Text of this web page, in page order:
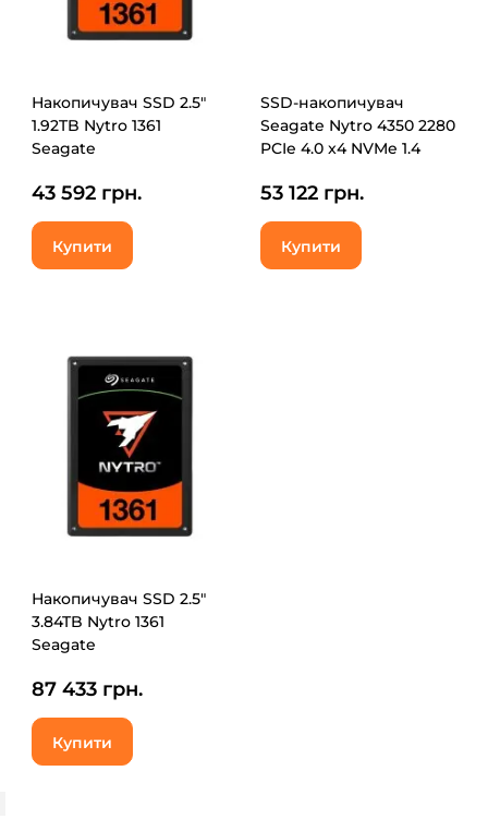
Накопичувач SSD 2.5"
1.92TB Nytro 1361
Seagate
43 592 грн.
Купити
SSD-накопичувач
Seagate Nytro 4350 2280
PCIe 4.0 x4 NVMe 1.4
53 122 грн.
Купити
Накопичувач SSD 2.5"
3.84TB Nytro 1361
Seagate
87 433 грн.
Купити